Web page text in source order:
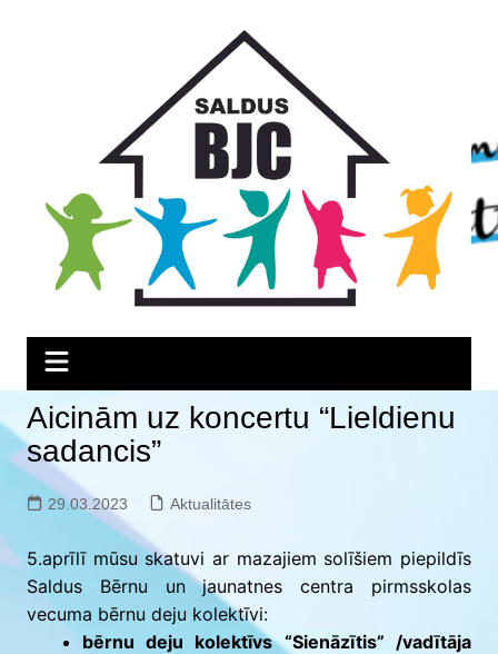
Aicinām uz koncertu “Lieldienu
sadancis”
29.03.2023 Aktualitātes
5.aprīlī mūsu skatuvi ar mazajiem solīšiem piepildīs
Saldus Bērnu un jaunatnes centra pirmsskolas
vecuma bērnu deju kolektīvi:
bērnu deju kolektīvs “Sienāzītis” /vadītāja